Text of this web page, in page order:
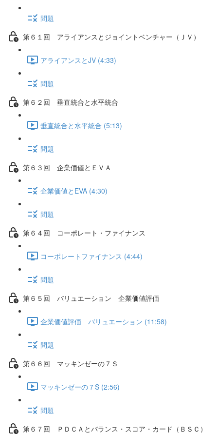
問題
第６１回 アライアンスとジョイントベンチャー（ＪＶ）
アライアンスとJV (4:33)
問題
第６２回 垂直統合と水平統合
垂直統合と水平統合 (5:13)
問題
第６３回 企業価値とＥＶＡ
企業価値とEVA (4:30)
問題
第６４回 コーポレート・ファイナンス
コーポレートファイナンス (4:44)
問題
第６５回 バリュエーション 企業価値評価
企業価値評価 バリュエーション (11:58)
問題
第６６回 マッキンゼーの７Ｓ
マッキンゼーの７S (2:56)
問題
第６７回 ＰＤＣＡとバランス・スコア・カード（ＢＳＣ）